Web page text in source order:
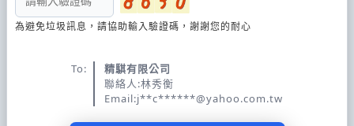
為避免垃圾訊息，請協助輸入驗證碼，謝謝您的耐心
To:
精騏有限公司
聯絡人:林秀衡
Email:j**c******@yahoo.com.tw